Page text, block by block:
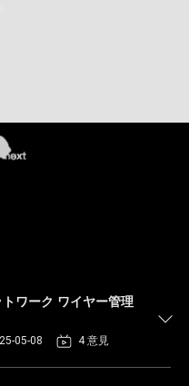
ワーク ワイヤー管理
05-08 4 意見